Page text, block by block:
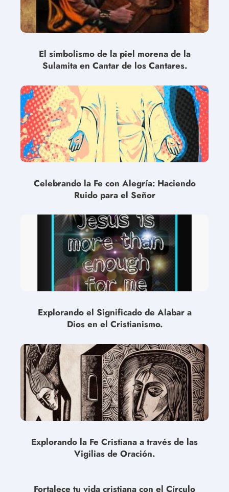
El simbolismo de la piel morena de la
Sulamita en Cantar de los Cantares.
Celebrando la Fe con Alegría: Haciendo
Ruido para el Señor
Explorando el Significado de Alabar a
Dios en el Cristianismo.
Explorando la Fe Cristiana a través de las
Vigilias de Oración.
Fortalece tu vida cristiana con el Círculo